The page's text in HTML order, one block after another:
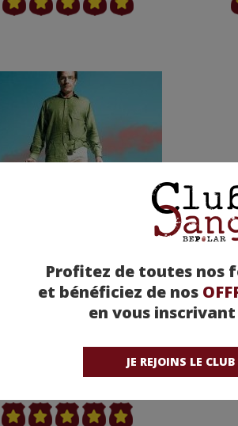
Profitez de toutes nos
et bénéficiez de nos
en vous inscrivant
JE REJOINS LE
Breaking Bad - Saison 1